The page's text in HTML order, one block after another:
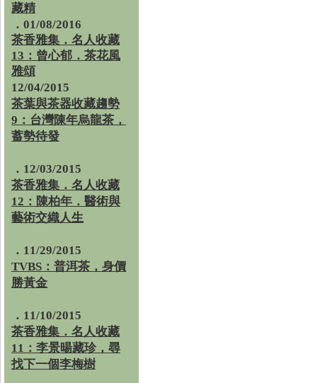
藏精
．01/08/2016
茶香雅集 ． 名人收藏
13：曾心郁．茶花風
雅頌
12/04/2015
茶葉與茶器收藏趨勢
9：台灣陳年烏龍茶，
蓄勢待發
．12/03/2015
茶香雅集．名人收藏
12：陳柏年．醫術與
藝術交織人生
．11/29/2015
TVBS：普洱茶，身價
勝黃金
．11/10/2015
茶香雅集．名人收藏
11：李景暘藏珍，尋
找下一個李梅樹